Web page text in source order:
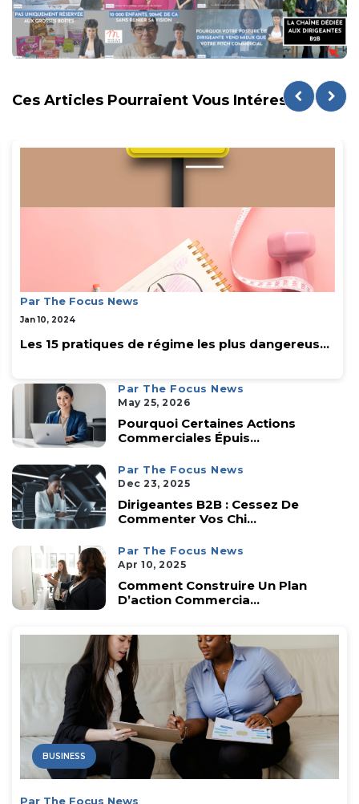
Ces Articles Pourraient Vous Intéresser
Par The Focus News
Jan 10, 2024
Les 15 pratiques de régime les plus dangereus...
Par The Focus News
May 25, 2026
Pourquoi Certaines Actions
Commerciales Épuis...
Par The Focus News
Dec 23, 2025
Dirigeantes B2B : Cessez De
Commenter Vos Chi...
Par The Focus News
Apr 10, 2025
Comment Construire Un Plan
D’action Commercia...
BUSINESS
Par The Focus News